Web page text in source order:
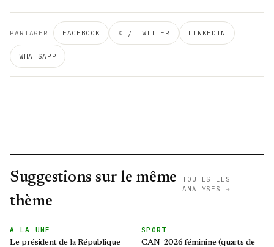
PARTAGER FACEBOOK X / TWITTER LINKEDIN
WHATSAPP
Suggestions sur le même
thème
TOUTES LES
ANALYSES →
A LA UNE
Le président de la République
SPORT
CAN-2026 féminine (quarts de